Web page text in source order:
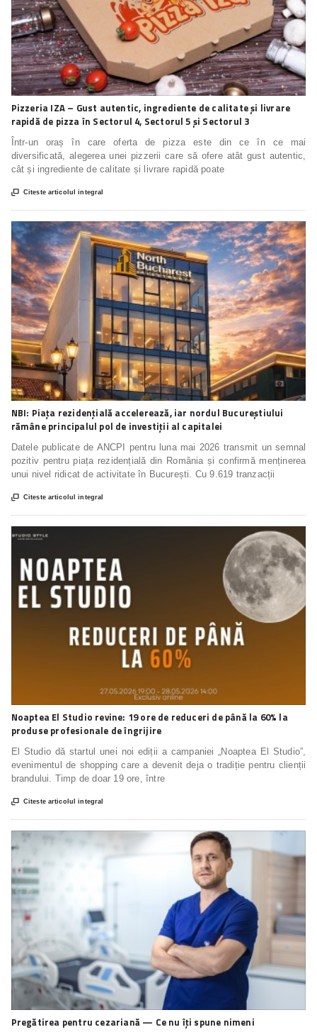
Pizzeria IZA – Gust autentic, ingrediente de calitate și livrare
rapidă de pizza în Sectorul 4, Sectorul 5 și Sectorul 3
Într-un oraș în care oferta de pizza este din ce în ce mai
diversificată, alegerea unei pizzerii care să ofere atât gust autentic,
cât și ingrediente de calitate și livrare rapidă poate
 Citeste articolul integral
NBI: Piața rezidențială accelerează, iar nordul Bucureștiului
rămâne principalul pol de investiții al capitalei
Datele publicate de ANCPI pentru luna mai 2026 transmit un semnal
pozitiv pentru piața rezidențială din România și confirmă menținerea
unui nivel ridicat de activitate în București. Cu 9.619 tranzacții
 Citeste articolul integral
Noaptea El Studio revine: 19 ore de reduceri de până la 60% la
produse profesionale de îngrijire
El Studio dă startul unei noi ediții a campaniei „Noaptea El Studio”,
evenimentul de shopping care a devenit deja o tradiție pentru clienții
brandului. Timp de doar 19 ore, între
 Citeste articolul integral
Pregătirea pentru cezariană — Ce nu îți spune nimeni